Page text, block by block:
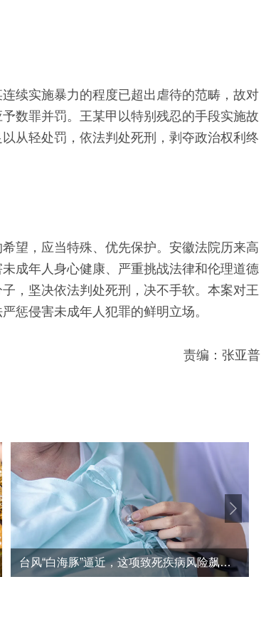
续实施暴力的程度已超出虐待的范畴，故对
数罪并罚。王某甲以特别残忍的手段实施故
从轻处罚，依法判处死刑，剥夺政治权利终
望，应当特殊、优先保护。安徽法院历来高
成年人身心健康、严重挑战法律和伦理道德
，坚决依法判处死刑，决不手软。本案对王
惩侵害未成年人犯罪的鲜明立场。
责编：张亚普
台风“白海豚”逼近，这项致死疾病风险飙升，4类高危人群需做好这5件事